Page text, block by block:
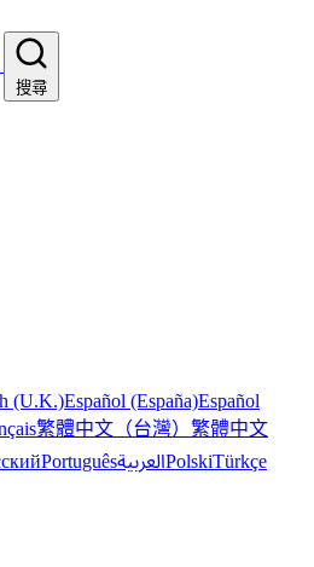
搜尋
(U.K.)Español (España)Español
繁體中文（台灣） 繁體中文
PortuguêsالعربيةPolskiTürkçe